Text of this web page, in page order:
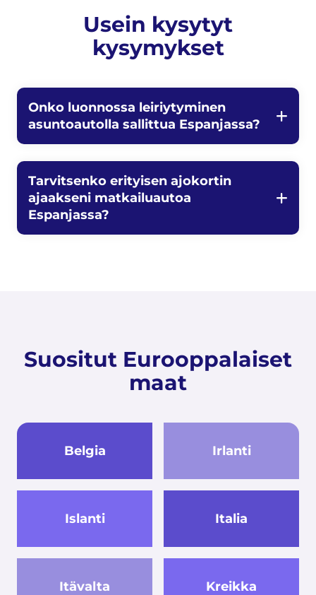
Usein kysytyt
kysymykset
Onko luonnossa leiriytyminen
asuntoautolla sallittua Espanjassa?
Tarvitsenko erityisen ajokortin
ajaakseni matkailuautoa
Espanjassa?
Suositut Eurooppalaiset
maat
Belgia Irlanti
Islanti Italia
Itävalta Kreikka